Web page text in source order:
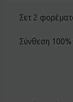
Σετ 2
Σύνθεση